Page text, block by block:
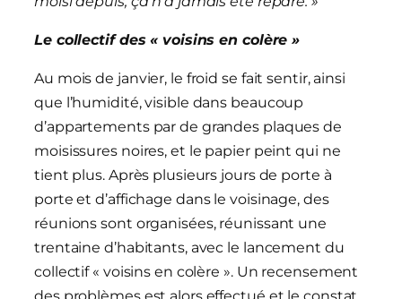
Le collectif des « voisins en colère »
Au mois de janvier, le froid se fait sentir, ainsi
que l’humidité, visible dans beaucoup
d’appartements par de grandes plaques de
moisissures noires, et le papier peint qui ne
tient plus. Après plusieurs jours de porte à
porte et d’affichage dans le voisinage, des
réunions sont organisées, réunissant une
trentaine d’habitants, avec le lancement du
collectif « voisins en colère ». Un recensement